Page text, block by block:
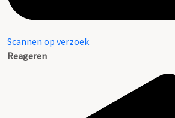
Scannen op verzoek
Reageren